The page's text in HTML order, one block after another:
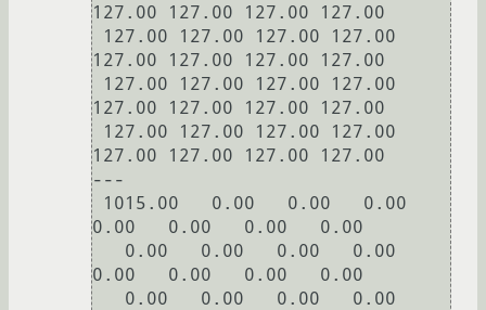
127.00 127.00 127.00 127.00
127.00 127.00 127.00 127.00
127.00 127.00 127.00 127.00
127.00 127.00 127.00 127.00
---
0.00   0.00   0.00   0.00
0.00   0.00   0.00   0.00